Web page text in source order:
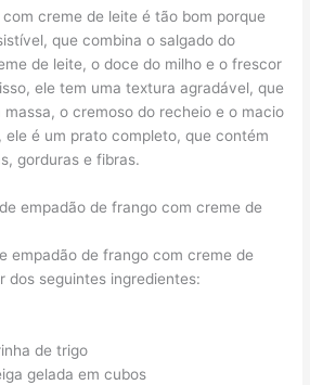
creme de leite é tão bom porque
que combina o salgado do
de leite, o doce do milho e o frescor
ele tem uma textura agradável, que
o cremoso do recheio e o macio
ele é um prato completo, que contém
gorduras e fibras.
empadão de frango com creme de
empadão de frango com creme de
dos seguintes ingredientes:
de trigo
gelada em cubos